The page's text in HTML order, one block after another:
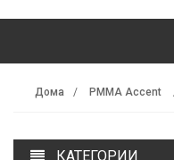
Дома PMMA Accent
КАТЕГОРИИ